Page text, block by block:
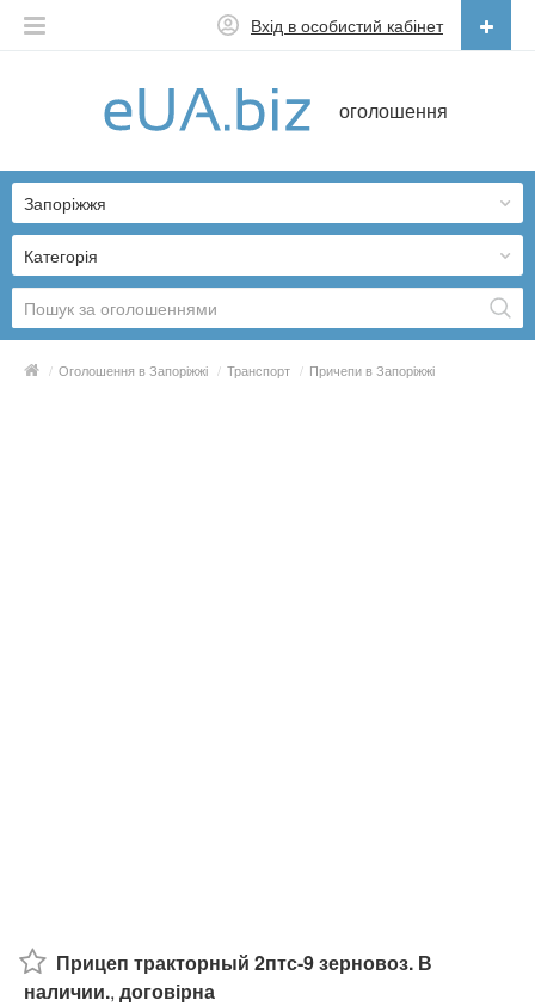
оголошення
Вхід в особистий кабінет
Українська
Категорія
Запоріжжя
/ Оголошення в Запоріжжі / Транспорт / Причепи в Запоріжжі
Прицеп тракторный 2птс-9 зерновоз. В
наличии., договірна